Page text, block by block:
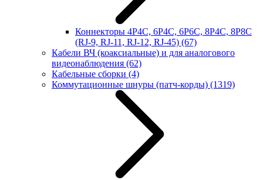
Коннекторы 4P4C, 6P4C, 6P6C, 8P4C, 8P8C
(RJ-9, RJ-11, RJ-12, RJ-45) (67)
Кабели ВЧ (коаксиальные) и для аналогового
видеонаблюдения (62)
Кабельные сборки (4)
Коммутационные шнуры (патч-корды) (1319)